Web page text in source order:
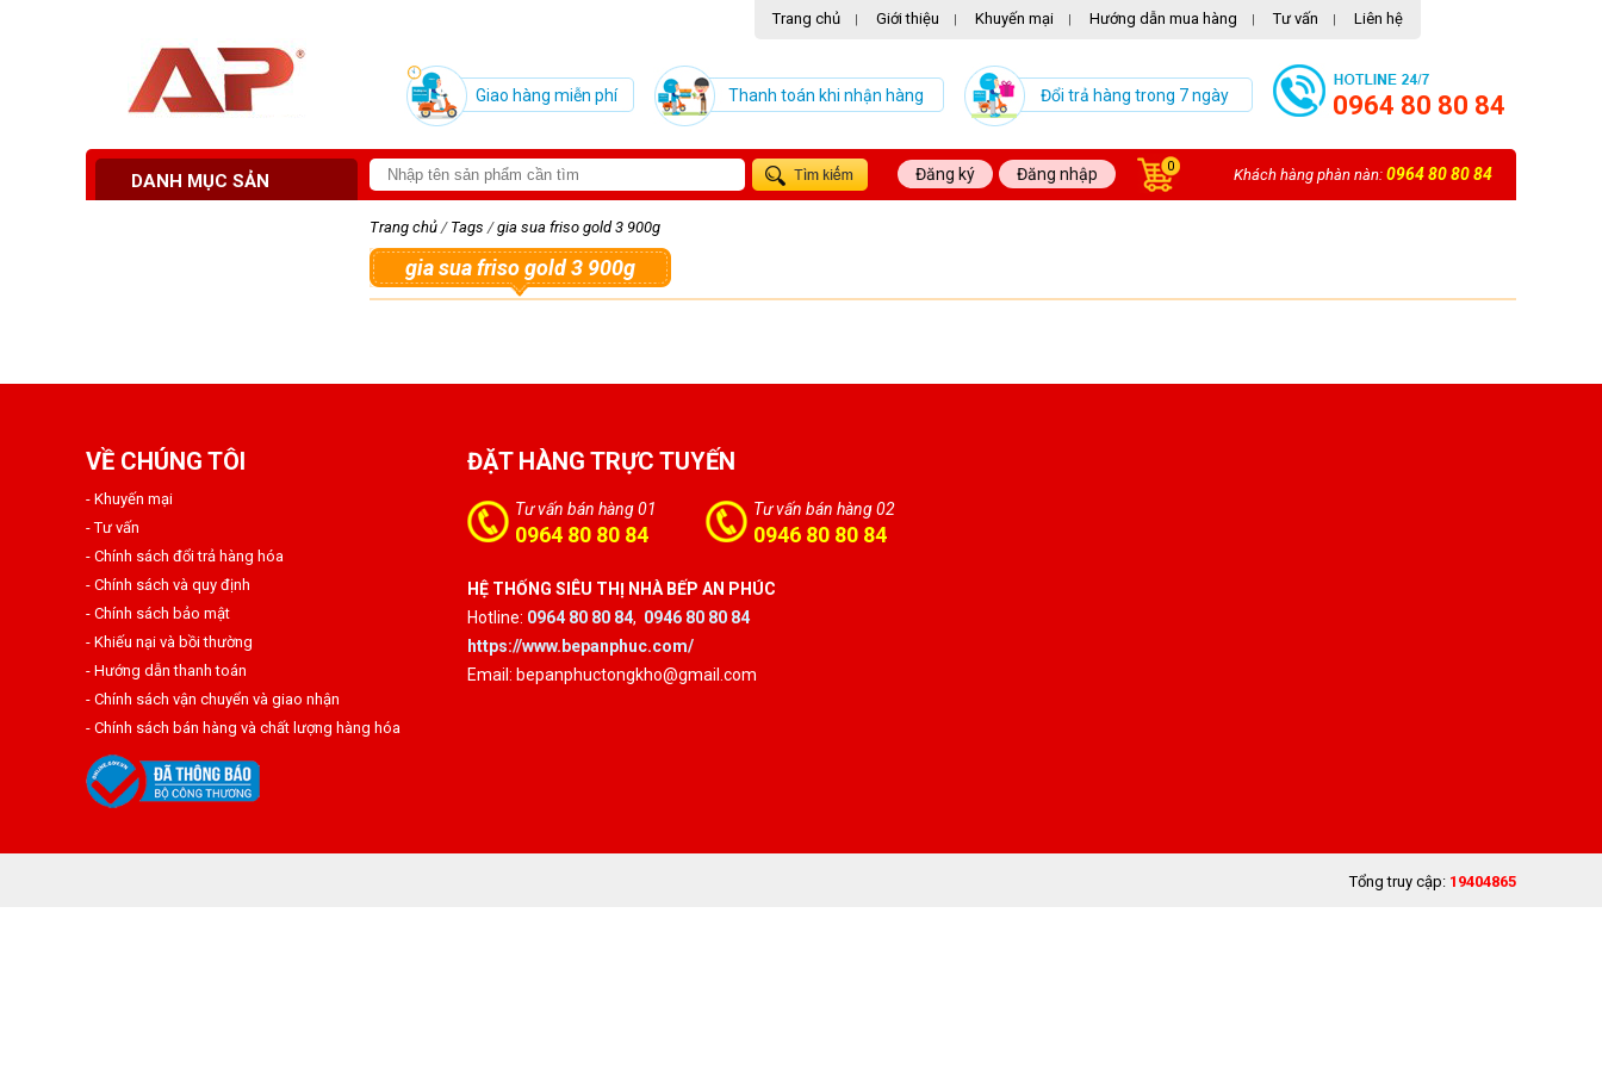
Trang chủ | Giới thiệu | Khuyến mại | Hướng dẫn mua hàng | Tư vấn | Liên hệ
Giao hàng miễn phí Thanh toán khi nhận hàng Đổi trả hàng trong 7 ngày 0964 80 80 84
DANH MỤC SẢN Đăng ký Đăng nhập 0 Khách hàng phàn nàn: 0964 80 80 84
Trang chủ / Tags / gia sua friso gold 3 900g
gia sua friso gold 3 900g
VỀ CHÚNG TÔI
- Khuyến mại
- Tư vấn
- Chính sách đổi trả hàng hóa
- Chính sách và quy định
- Chính sách bảo mật
- Khiếu nại và bồi thường
- Hướng dẫn thanh toán
- Chính sách vận chuyển và giao nhận
- Chính sách bán hàng và chất lượng hàng hóa
ĐẶT HÀNG TRỰC TUYẾN
Tư vấn bán hàng 01
0964 80 80 84
Tư vấn bán hàng 02
0946 80 80 84
HỆ THỐNG SIÊU THỊ NHÀ BẾP AN PHÚC
Hotline: 0964 80 80 84, 0946 80 80 84
https://www.bepanphuc.com/
Email: bepanphuctongkho@gmail.com
Tổng truy cập: 19404865